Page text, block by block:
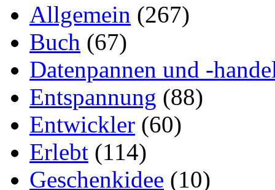
Allgemein (267)
Buch (67)
Datenpannen und -
Entspannung (88)
Entwickler (60)
Erlebt (114)
Geschenkidee (10)